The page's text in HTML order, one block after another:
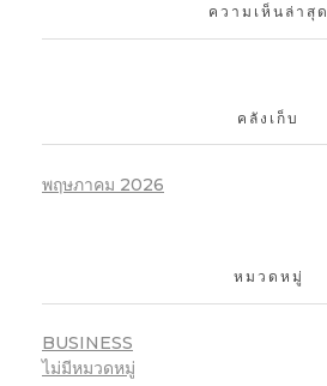
ความเห็นล่าสุด
คลังเก็บ
พฤษภาคม 2026
หมวดหมู่
BUSINESS
ไม่มีหมวดหมู่